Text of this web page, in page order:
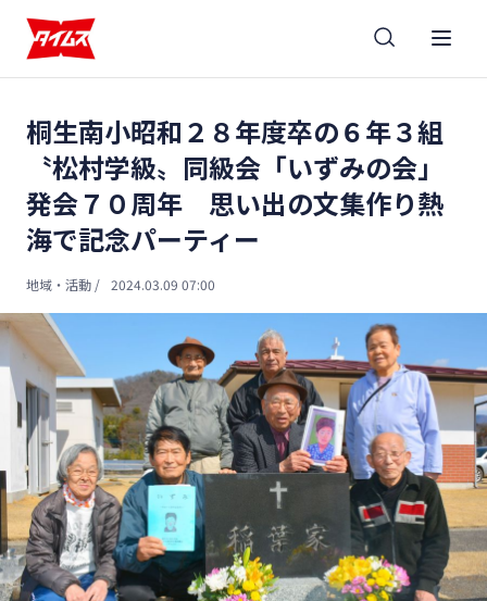
桐生南小昭和２８年度卒の６年３組
〝松村学級〟同級会「いずみの会」
発会７０周年 思い出の文集作り熱
海で記念パーティー
地域・活動 / 2024.03.09 07:00